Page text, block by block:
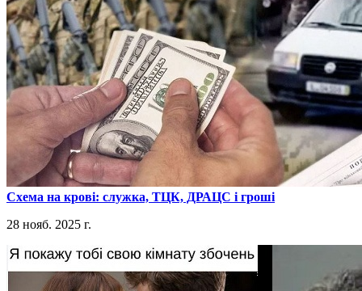
​Схема на крові: служка, ТЦК, ДРАЦС і гроші
28 нояб. 2025 г.